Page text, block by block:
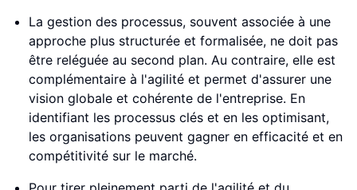
La gestion des processus, souvent associée à une
approche plus structurée et formalisée, ne doit pas
être reléguée au second plan. Au contraire, elle est
complémentaire à l'agilité et permet d'assurer une
vision globale et cohérente de l'entreprise. En
identifiant les processus clés et en les optimisant,
les organisations peuvent gagner en efficacité et en
compétitivité sur le marché.